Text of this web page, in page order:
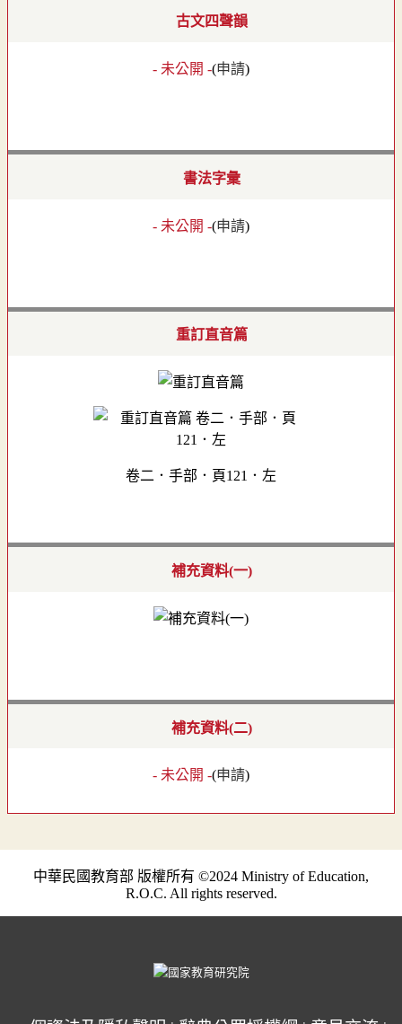
古文四聲韻
- 未公開 -(申請)
書法字彙
- 未公開 -(申請)
重訂直音篇
卷二．手部．頁121．左
補充資料(一)
補充資料(二)
- 未公開 -(申請)
中華民國教育部 版權所有 ©2024 Ministry of Education,
R.O.C. All rights reserved.